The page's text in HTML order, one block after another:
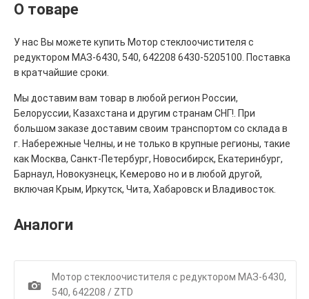
О товаре
У нас Вы можете купить Мотор стеклоочистителя с
редуктором МАЗ-6430, 540, 642208 6430-5205100. Поставка
в кратчайшие сроки.
Мы доставим вам товар в любой регион России,
Белоруссии, Казахстана и другим странам СНГ!. При
большом заказе доставим своим транспортом со склада в
г. Набережные Челны, и не только в крупные регионы, такие
как Москва, Санкт-Петербург, Новосибирск, Екатеринбург,
Барнаул, Новокузнецк, Кемерово но и в любой другой,
включая Крым, Иркутск, Чита, Хабаровск и Владивосток.
Аналоги
1
Мотор стеклоочистителя с редуктором МАЗ-6430,
540, 642208 / ZTD